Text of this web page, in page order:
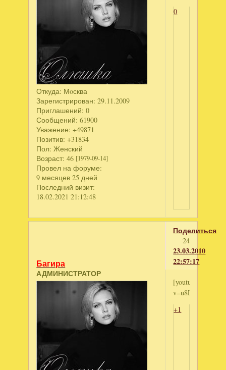
Откуда: Мoсква
Зарегистрирован: 29.11.2009
Приглашений: 0
Сообщений: 61900
Уважение: +49871
Позитив: +31834
Пол: Женский
Возраст: 46 [1979-09-14]
Провел на форуме:
9 месяцев 25 дней
Последний визит:
18.02.2021 21:12:48
0
Поделиться
24
23.03.2010
22:57:17
Багира
АДМИНИСТРАТОР
[youtube]http://
+1